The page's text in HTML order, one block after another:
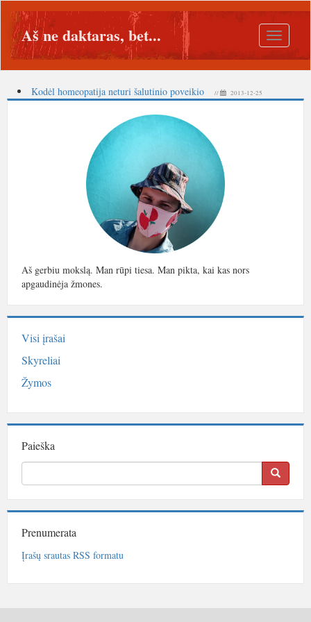
Toggle
Aš ne daktaras, bet...
Kodėl homeopatija neturi šalutinio poveikio // 2013-12-25
Aš gerbiu mokslą. Man rūpi tiesa. Man pikta, kai kas nors
apgaudinėja žmones.
Visi įrašai
Skyreliai
Žymos
Paieška
Prenumerata
Įrašų srautas RSS formatu